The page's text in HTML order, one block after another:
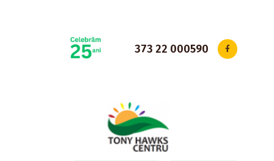
373 22 000590